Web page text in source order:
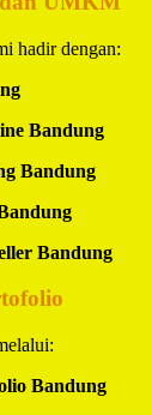
hadir dengan:
Bandung
Bandung
Bandung
Bandung